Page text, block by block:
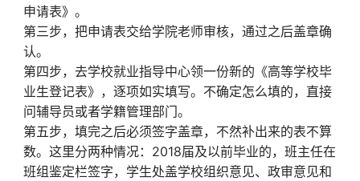
申请表》。
第三步，把申请表交给学院老师审核，通过之后盖章确
认。
第四步，去学校就业指导中心领一份新的《高等学校毕
业生登记表》，逐项如实填写。不确定怎么填的，直接
问辅导员或者学籍管理部门。
第五步，填完之后必须签字盖章，不然补出来的表不算
数。这里分两种情况：2018届及以前毕业的，班主任在
班组鉴定栏签字，学生处盖学校组织意见、政审意见和